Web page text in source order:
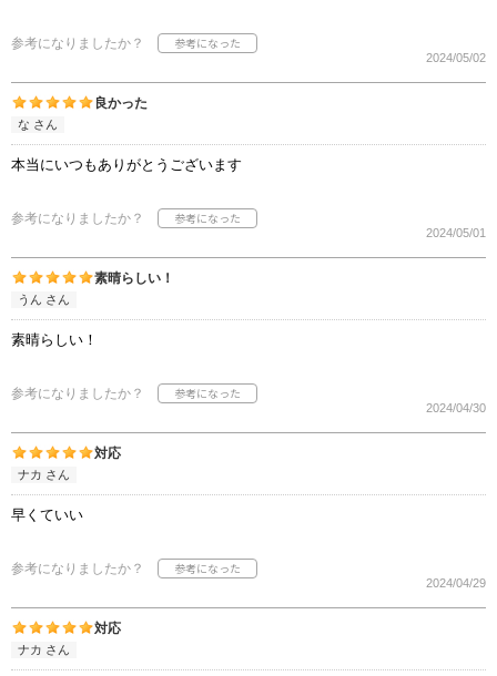
参考になりましたか？
2024/05/02
良かった
な さん
本当にいつもありがとうございます
参考になりましたか？
2024/05/01
素晴らしい！
うん さん
素晴らしい！
参考になりましたか？
2024/04/30
対応
ナカ さん
早くていい
参考になりましたか？
2024/04/29
対応
ナカ さん